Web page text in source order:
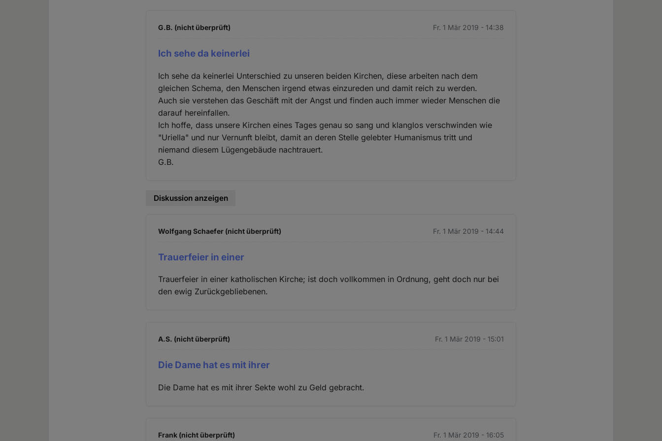
G.B. (nicht überprüft) Fr. 1 Mär 2019 - 14:38
Ich sehe da keinerlei
Ich sehe da keinerlei Unterschied zu unseren beiden Kirchen, diese arbeiten nach dem
gleichen Schema, den Menschen irgend etwas einzureden und damit reich zu werden.
Auch sie verstehen das Geschäft mit der Angst und finden auch immer wieder Menschen die
darauf hereinfallen.
Ich hoffe, dass unsere Kirchen eines Tages genau so sang und klanglos verschwinden wie
"Uriella" und nur Vernunft bleibt, damit an deren Stelle gelebter Humanismus tritt und
niemand diesem Lügengebäude nachtrauert.
G.B.
Diskussion anzeigen
Wolfgang Schaefer (nicht überprüft) Fr. 1 Mär 2019 - 14:44
Trauerfeier in einer
Trauerfeier in einer katholischen Kirche; ist doch vollkommen in Ordnung, geht doch nur bei
den ewig Zurückgebliebenen.
A.S. (nicht überprüft) Fr. 1 Mär 2019 - 15:01
Die Dame hat es mit ihrer
Die Dame hat es mit ihrer Sekte wohl zu Geld gebracht.
Frank (nicht überprüft) Fr. 1 Mär 2019 - 16:05